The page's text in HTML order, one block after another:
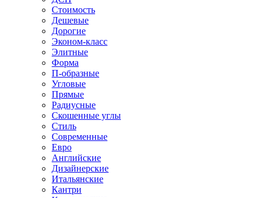
Стоимость
Дешевые
Дорогие
Эконом-класс
Элитные
Форма
П-образные
Угловые
Прямые
Радиусные
Скошенные углы
Стиль
Современные
Евро
Английские
Дизайнерские
Итальянские
Кантри